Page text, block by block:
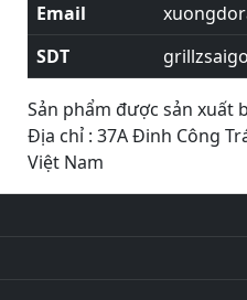
Email
SDT
Sản phẩm được sản xuất
Địa chỉ : 37A Đinh Công
Việt Nam